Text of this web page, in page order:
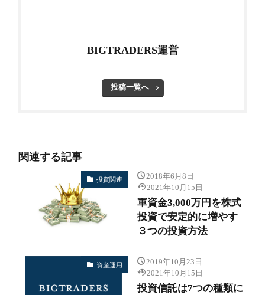
BIGTRADERS運営
投稿一覧へ
関連する記事
投資関連
2018年6月8日
2021年10月15日
軍資金3,000万円を株式
投資で安定的に増やす
３つの投資方法
資産運用
2019年10月23日
2021年10月15日
投資信託は7つの種類に